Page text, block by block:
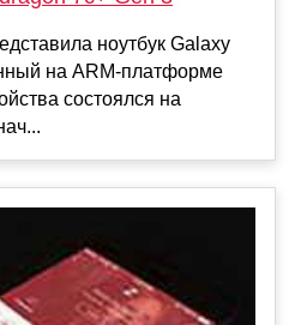
ноутбук Galaxy
на ARM-платформе
состоялся на